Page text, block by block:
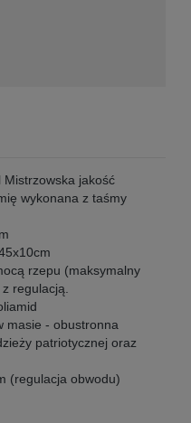
Mistrzowska jakość
wykonana z taśmy
rzepu (maksymalny
regulacją.
masie - obustronna
patriotycznej oraz
(regulacja obwodu)